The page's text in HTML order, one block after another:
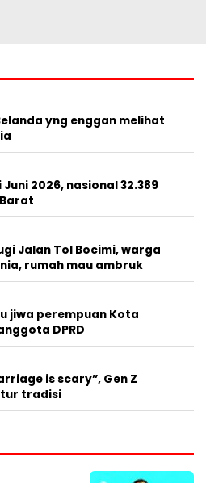
yng enggan melihat
2026, nasional 32.389
Jalan Tol Bocimi, warga
rumah mau ambruk
jiwa perempuan Kota
DPRD
is scary”, Gen Z
tradisi